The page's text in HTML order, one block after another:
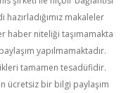
makaleler
haber niteliği taşımamakta
yapılmamaktadır.
tamamen tesadüfidir.
ücretsiz bir bilgi paylaşım